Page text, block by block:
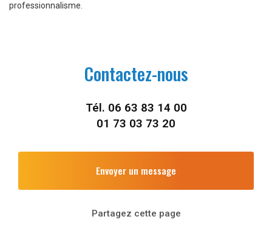
professionnalisme.
Contactez-nous
Tél. 06 63 83 14 00
01 73 03 73 20
Envoyer un message
Partagez cette page